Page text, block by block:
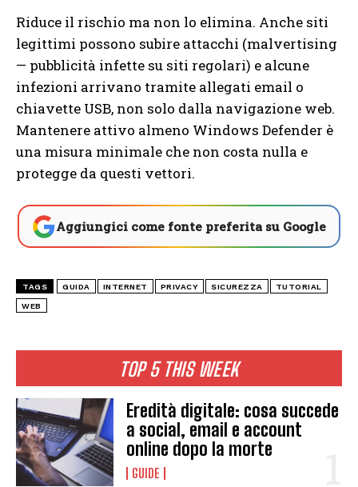
TOP 5 THIS WEEK
Eredità digitale: cosa succede
a social, email e account
online dopo la morte
GUIDE
Riduce il rischio ma non lo elimina. Anche siti
legittimi possono subire attacchi (malvertising
— pubblicità infette su siti regolari) e alcune
infezioni arrivano tramite allegati email o
chiavette USB, non solo dalla navigazione web.
Mantenere attivo almeno Windows Defender è
una misura minimale che non costa nulla e
protegge da questi vettori.
Aggiungici come fonte preferita su Google
TAGS GUIDA INTERNET PRIVACY SICUREZZA TUTORIAL
WEB